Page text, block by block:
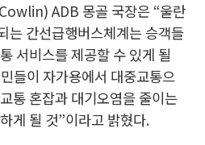
ADB 몽골 국장은 “울란
는 간선급행버스체계는 승객들
서비스를 제공할 수 있게 될
들이 자가용에서 대중교통으
통 혼잡과 대기오염을 줄이는
게 될 것”이라고 밝혔다.